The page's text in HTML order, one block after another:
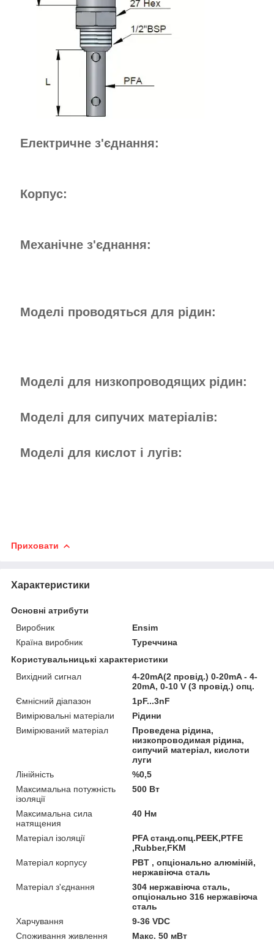
Електричне з'єднання:
Корпус:
Механічне з'єднання:
Моделі проводяться для рідин:
Моделі для низкопроводящих рідин:
Моделі для сипучих матеріалів:
Моделі для кислот і лугів:
Приховати
Характеристики
Основні атрибути
Виробник
Ensim
Країна виробник
Туреччина
Користувальницькі характеристики
Вихідний сигнал
4-20mA(2 провід.) 0-20mA - 4-
20mA, 0-10 V (3 провід.) опц.
Ємнісний діапазон
1pF...3nF
Вимірювальні матеріали
Рідини
Вимірюваний матеріал
Проведена рідина,
низкопроводимая рідина,
сипучий матеріал, кислоти
луги
Лінійність
%0,5
Максимальна потужність
ізоляції
500 Вт
Максимальна сила
натящения
40 Нм
Матеріал ізоляції
PFA станд.опц.PEEK,PTFE
,Rubber,FKM
Матеріал корпусу
PBT , опціонально алюміній,
нержавіюча сталь
Матеріал з'єднання
304 нержавіюча сталь,
опціонально 316 нержавіюча
сталь
Харчування
9-36 VDC
Споживання живлення
Макс. 50 мВт